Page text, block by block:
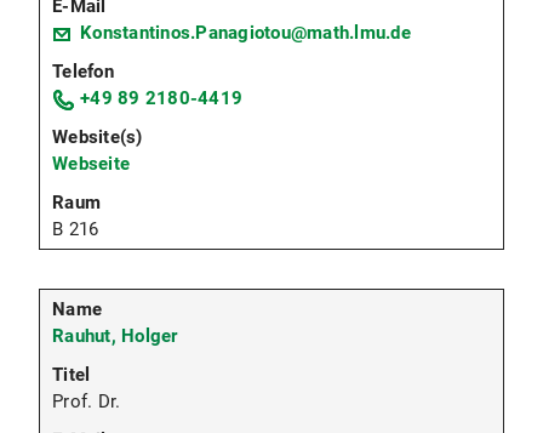
Konstantinos.Panagiotou@math.lmu.de
+49 89 2180-4419
Webseite
B 216
Rauhut, Holger
Prof. Dr.